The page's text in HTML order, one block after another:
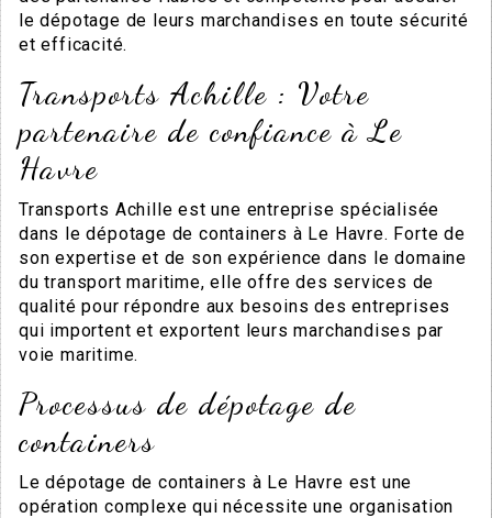
le dépotage de leurs marchandises en toute sécurité
et efficacité.
Transports Achille : Votre
partenaire de confiance à Le
Havre
Transports Achille est une entreprise spécialisée
dans le dépotage de containers à Le Havre. Forte de
son expertise et de son expérience dans le domaine
du transport maritime, elle offre des services de
qualité pour répondre aux besoins des entreprises
qui importent et exportent leurs marchandises par
voie maritime.
Processus de dépotage de
containers
Le dépotage de containers à Le Havre est une
opération complexe qui nécessite une organisation